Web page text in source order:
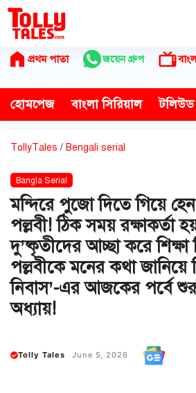
Skip
content
প্রথম পাতা জয়েন গ্রুপ
হোমপেজ বাংলা সিরিয়াল টলিউড
TollyTales / Bengali serial
Bangla Serial
মন্দিরে পুজো দিতে গিয়ে
পল্লবী! ঠিক সময় রক্ষাকর্তা
দু’ষ্কৃতীদের আচ্ছা করে
পল্লবীকে মনের কথা জানিয়ে
নিবাস’-এর আজকের পর্বে
অধ্যায়!
Tolly Tales June 5, 2026